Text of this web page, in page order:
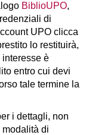
BiblioUPO,
di
UPO clicca
lo restituirà,
è
entro cui devi
tale termine la
i dettagli, non
di